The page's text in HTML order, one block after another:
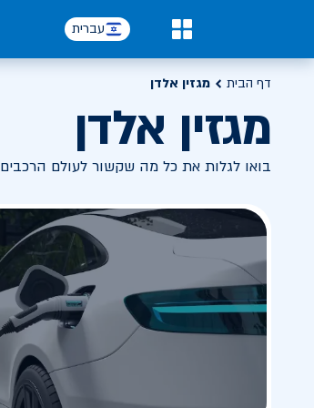
עברית
דף הבית מגזין אלדן
מגזין אלדן
בואו לגלות את כל מה שקשור לעולם הרכבים